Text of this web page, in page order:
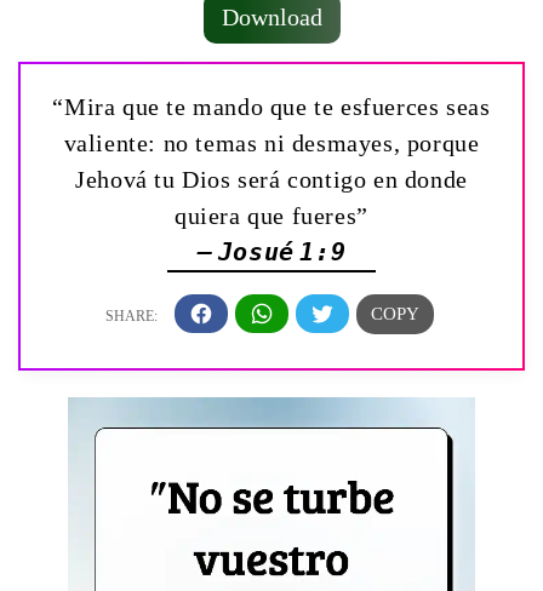
Download
“Mira que te mando que te esfuerces seas
valiente: no temas ni desmayes, porque
Jehová tu Dios será contigo en donde
quiera que fueres”
— Josué 1:9